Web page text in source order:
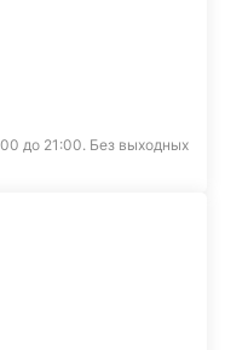
до 21:00. Без выходных